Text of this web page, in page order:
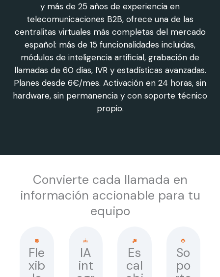
y más de 25 años de experiencia en
telecomunicaciones B2B, ofrece una de las
centralitas virtuales más completas del mercado
español: más de 15 funcionalidades incluidas,
módulos de inteligencia artificial, grabación de
llamadas de 60 días, IVR y estadísticas avanzadas.
Planes desde 6€/mes. Activación en 24 horas, sin
hardware, sin permanencia y con soporte técnico
propio.
Convierte cada llamada en
información accionable para tu
equipo
Fle
xib
IA
int
Es
cal
So
po